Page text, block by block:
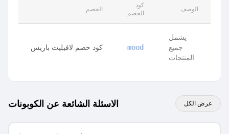
الخصم
كود
الخصم
الوصف
كود خصم لافيليت باريس mood
يشمل
جميع
المنتجات
الاسئلة الشائعة عن الكوبونات عرض الكل